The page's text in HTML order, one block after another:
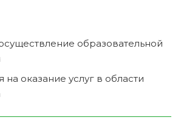
образовательной
на оказание услуг в области